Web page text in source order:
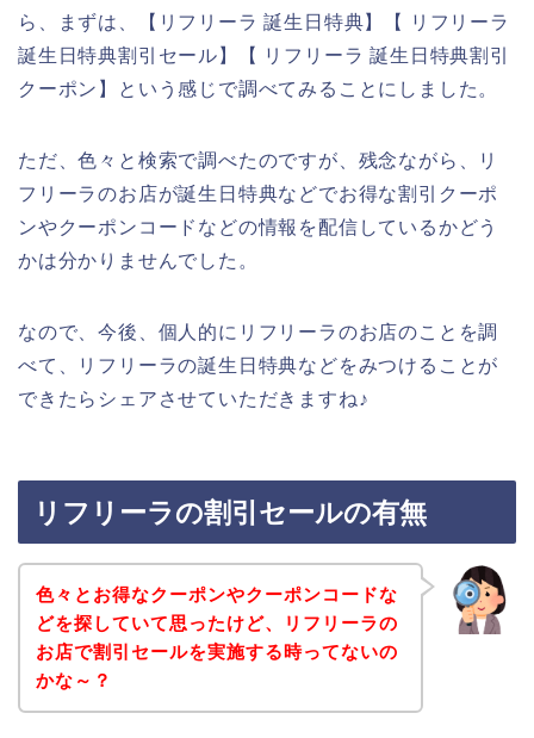
ら、まずは、【リフリーラ 誕生日特典】【 リフリーラ
誕生日特典割引セール】【 リフリーラ 誕生日特典割引
クーポン】という感じで調べてみることにしました。
ただ、色々と検索で調べたのですが、残念ながら、リ
フリーラのお店が誕生日特典などでお得な割引クーポ
ンやクーポンコードなどの情報を配信しているかどう
かは分かりませんでした。
なので、今後、個人的にリフリーラのお店のことを調
べて、リフリーラの誕生日特典などをみつけることが
できたらシェアさせていただきますね♪
リフリーラの割引セールの有無
色々とお得なクーポンやクーポンコードな
どを探していて思ったけど、リフリーラの
お店で割引セールを実施する時ってないの
かな～？